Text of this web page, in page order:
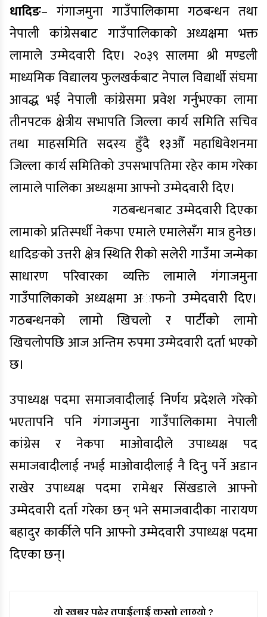
धादिङ– गंगाजमुना गाउँपालिकामा गठबन्धन तथा
नेपाली कांग्रेसबाट गाउँपालिकाकाे अध्यक्षमा भक्त
लामाले उम्मेदवारी दिए। २०३९ सालमा श्री मण्डली
माध्यमिक विद्यालय फुलखर्कबाट नेपाल विद्यार्थी संघमा
आवद्ध भई नेपाली कांग्रेसमा प्रवेश गर्नुभएका लामा
तीनपटक क्षेत्रीय सभापति जिल्ला कार्य समिति सचिव
तथा माहसमिति सदस्य हुँदै १३औँ महाधिवेशनमा
जिल्ला कार्य समितिको उपसभापतिमा रहेर काम गरेका
लामाले पालिका अध्यक्षमा आफ्नो उम्मेदवारी दिए।
गठबन्धनबाट उम्मेदवारी दिएका
लामाको प्रतिस्पर्धी नेकपा एमाले एमालेसँग मात्र हुनेछ।
धादिङको उत्तरी क्षेत्र स्थिति रीकाे सलेरी गाउँमा जन्मेका
साधारण परिवारका व्यक्ति लामाले गंगाजमुना
गाउँपालिकाको अध्यक्षमा अाफनो उम्मेदवारी दिए।
गठबन्धनको लामो खिचलो र पार्टीको लामो
खिचलोपछि आज अन्तिम रुपमा उम्मेदवारी दर्ता भएको
छ।
उपाध्यक्ष पदमा समाजवादीलाई निर्णय प्रदेशले गरेको
भएतापनि पनि गंगाजमुना गाउँपालिकामा नेपाली
कांग्रेस र नेकपा माओवादीले उपाध्यक्ष पद
समाजवादीलाई नभई माओवादीलाई नै दिनु पर्ने अडान
राखेर उपाध्यक्ष पदमा रामेश्वर सिंखडाले आफ्नो
उम्मेदवारी दर्ता गरेका छन् भने समाजवादीका नारायण
बहादुर कार्कीले पनि आफ्नो उम्मेदवारी उपाध्यक्ष पदमा
दिएका छन्।
यो खबर पढेर तपाईलाई कस्तो लाग्यो ?